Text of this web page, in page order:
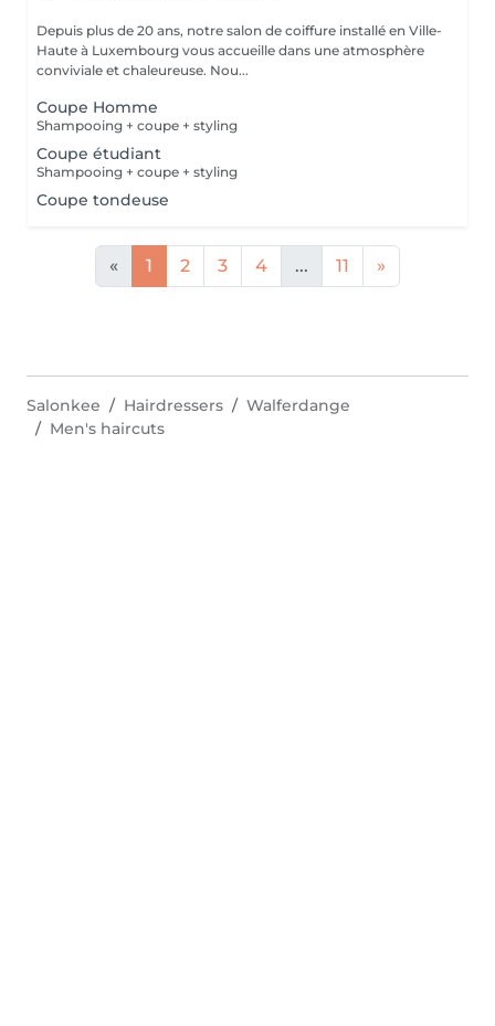
Depuis plus de 20 ans, notre salon de coiffure installé en Ville-
Haute à Luxembourg vous accueille dans une atmosphère
conviviale et chaleureuse. Nou...
Coupe Homme
Shampooing + coupe + styling
Coupe étudiant
Shampooing + coupe + styling
Coupe tondeuse
« 1 2 3 4 ... 11 »
Salonkee Hairdressers
Walferdange
Men's haircuts